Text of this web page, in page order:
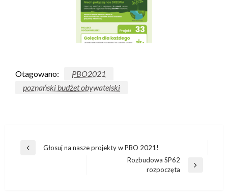
Otagowano:
PBO2021
poznański budżet obywatelski
Głosuj na nasze projekty w PBO 2021!
Rozbudowa SP62
rozpoczęta